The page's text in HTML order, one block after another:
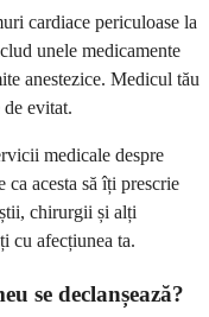
cardiace periculoase la
unele medicamente
anestezice. Medicul tău
evitat.
medicale despre
acesta să îți prescrie
chirurgii și alți
cu afecțiunea ta.
se declanșează?